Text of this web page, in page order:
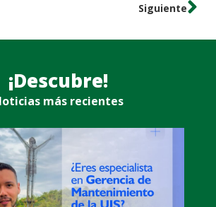
Siguiente
¡Descubre!
más recientes